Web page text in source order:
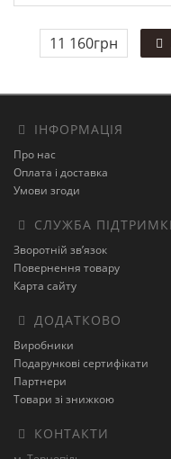
11 160грн
ІНФОРМАЦІЯ
Про нас
Оплата і доставка
Умови згоди
СЛУЖБА
Зворотній зв’язок
Повернення товару
Карта сайту
ДОДАТКОВО
Виробники
Подарункові сертифікати
Партнери
Товари зі знижкою
КОНТАКТИ